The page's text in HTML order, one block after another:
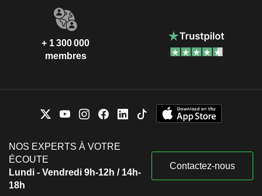
+ 1 300 000
membres
NOS EXPERTS À VOTRE
ÉCOUTE
Lundi - Vendredi 9h-12h / 14h-
18h
Contactez-nous